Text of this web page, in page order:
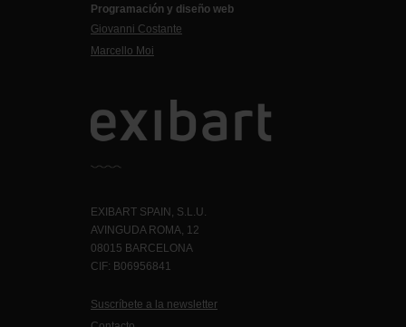
Programación y diseño web
Giovanni Costante
Marcello Moi
EXIBART SPAIN, S.L.U.
AVINGUDA ROMA, 12
08015 BARCELONA
CIF: B06956841
Suscríbete a la newsletter